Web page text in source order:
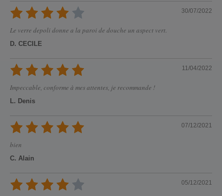
30/07/2022
Le verre depoli donne a la paroi de douche un aspect vert.
D. CECILE
11/04/2022
Impeccable, conforme à mes attentes, je recommande !
L. Denis
07/12/2021
bien
C. Alain
05/12/2021